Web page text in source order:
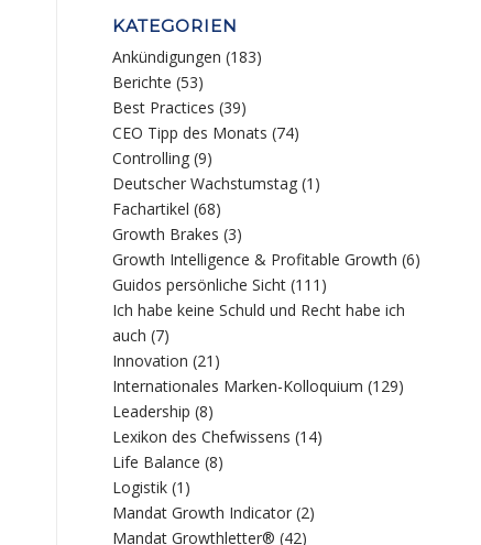
KATEGORIEN
Ankündigungen (183)
Berichte (53)
Best Practices (39)
CEO Tipp des Monats (74)
Controlling (9)
Deutscher Wachstumstag (1)
Fachartikel (68)
Growth Brakes (3)
Growth Intelligence & Profitable Growth (6)
Guidos persönliche Sicht (111)
Ich habe keine Schuld und Recht habe ich
auch (7)
Innovation (21)
Internationales Marken-Kolloquium (129)
Leadership (8)
Lexikon des Chefwissens (14)
Life Balance (8)
Logistik (1)
Mandat Growth Indicator (2)
Mandat Growthletter® (42)